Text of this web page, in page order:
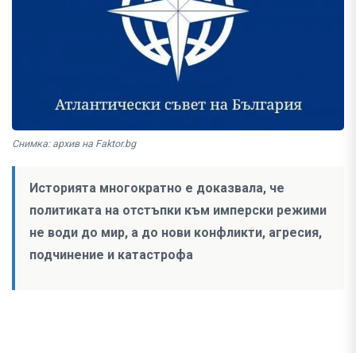
Снимка: архив на Faktor.bg
Историята многократно е доказвала, че
политиката на отстъпки към имперски режими
не води до мир, а до нови конфликти, агресия,
подчинение и катастрофа